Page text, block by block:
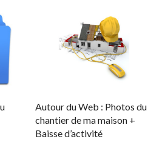
Autour du Web : Photos du
chantier de ma maison +
Baisse d’activité